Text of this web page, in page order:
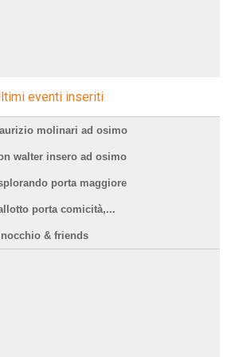
eventi inseriti
molinari ad osimo
walter insero ad osimo
porta maggiore
porta comicità,...
& friends